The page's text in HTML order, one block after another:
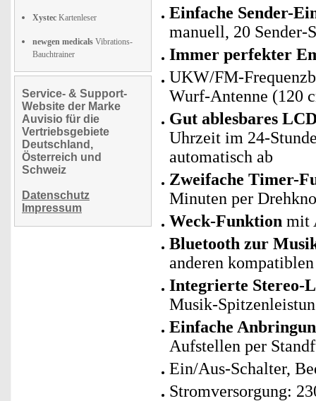
Xystec Kartenleser
newgen medicals Vibrations-
Bauchtrainer
Service- & Support-
Website der Marke
Auvisio für die
Vertriebsgebiete
Deutschland,
Österreich und
Schweiz
Datenschutz
Impressum
Einfache Sender-
manuell, 20 Sender-
Immer perfekter
UKW/FM-
Wurf-Antenne (120
Gut ablesbares
Uhrzeit im 24-
automatisch ab
Zweifache Timer-
Minuten per
Weck-Funktion mit
Bluetooth zur
anderen
Integrierte Stereo-
Musik-
Einfache
Aufstellen per
Ein/Aus-Schalter,
Stromversorgung: